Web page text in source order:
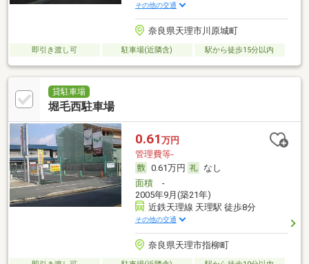
その他の交通
奈良県天理市川原城町
即引き渡し可 駐車場(近隣含) 駅から徒歩15分以内
貸駐車場
堀毛西駐車場
0.61 万円
管理費等-
0.61万円
なし
面積-
2005年9月(築21年)
近鉄天理線 天理駅 徒歩8分
その他の交通
奈良県天理市指柳町